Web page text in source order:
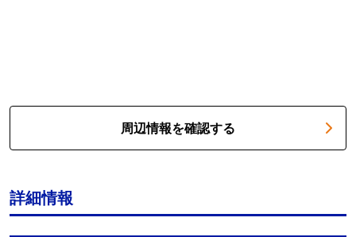
周辺情報を確認する
詳細情報